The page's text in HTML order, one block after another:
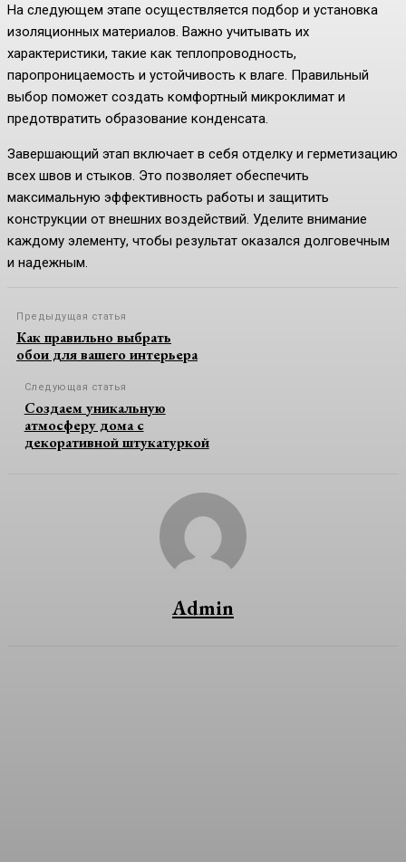
На следующем этапе осуществляется подбор и установка
изоляционных материалов. Важно учитывать их
характеристики, такие как теплопроводность,
паропроницаемость и устойчивость к влаге. Правильный
выбор поможет создать комфортный микроклимат и
предотвратить образование конденсата.
Завершающий этап включает в себя отделку и герметизацию
всех швов и стыков. Это позволяет обеспечить
максимальную эффективность работы и защитить
конструкции от внешних воздействий. Уделите внимание
каждому элементу, чтобы результат оказался долговечным
и надежным.
Предыдущая статья
Как правильно выбрать
обои для вашего интерьера
Следующая статья
Создаем уникальную
атмосферу дома с
декоративной штукатуркой
Admin